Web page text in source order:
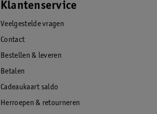
Klantenservice
Veelgestelde vragen
Contact
Bestellen & leveren
Betalen
Cadeaukaart saldo
Herroepen & retourneren